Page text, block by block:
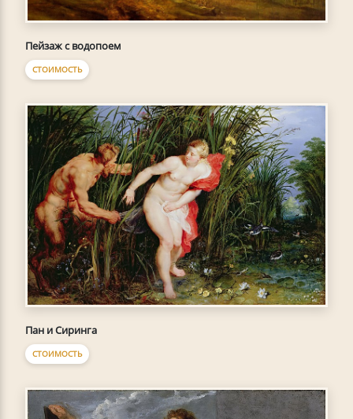
Пейзаж с водопоем
СТОИМОСТЬ
Пан и Сиринга
СТОИМОСТЬ